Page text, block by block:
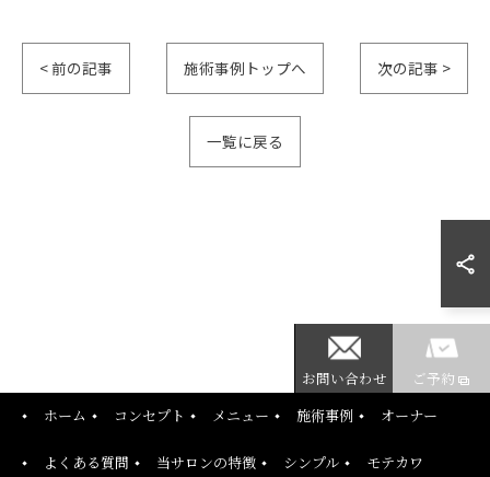
< 前の記事 施術事例トップへ 次の記事 >
一覧に戻る
お問い合わせ ご予約
ホーム コンセプト メニュー 施術事例 オーナー
よくある質問 当サロンの特徴 シンプル モテカワ
ご予約はこちら